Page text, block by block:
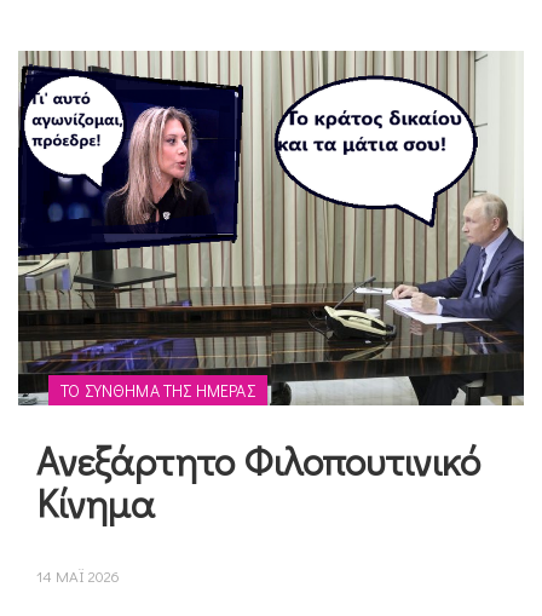
ΤΟ ΣΎΝΘΗΜΑ ΤΗΣ ΗΜΈΡΑΣ
Ανεξάρτητο Φιλοπουτινικό
Κίνημα
14 ΜΑΪ 2026